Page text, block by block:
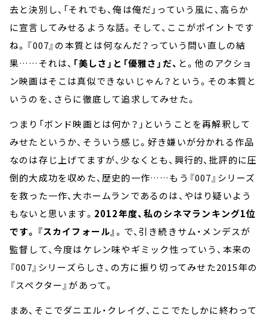
去と決別し、「それでも、俺は俺だ」っていう風に、高らか
に宣言してみせるような話。そして、ここがポイントです
ね。『007』の本質とは何なんだ？っていう問い直しの結
果……それは、 「美しさ」と「優雅さ」だ、 と。他のアクショ
ン映画はそこは真似できないじゃん？という。その本質と
いうのを、さらに徹底して追求してみせた。
つまり「ボンド映画とは何か？」ということを再解釈して
みせたというか、そういう感じ。好き嫌いが分かれる作品
なのは存じ上げてますが、少なくとも、興行的、批評的に圧
倒的大成功を収めた、歴史的一作……もう『007』シリーズ
を救った一作、大ホームランであるのは、やはり疑いよう
もないと思います。 2012年度、私のシネマランキング1位
です。『スカイフォール』。で、引き続きサム・メンデスが
監督して、今度はケレン味やギミック性っていう、本来の
『007』シリーズらしさ、の方に振り切ってみせた2015年の
『スペクター』があって。
まあ、そこでダニエル・クレイグ、ここでたしかに終わって